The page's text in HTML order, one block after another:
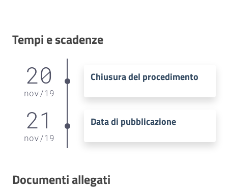
Tempi e scadenze
20
nov/19
Chiusura del procedimento
21
nov/19
Data di pubblicazione
Documenti allegati